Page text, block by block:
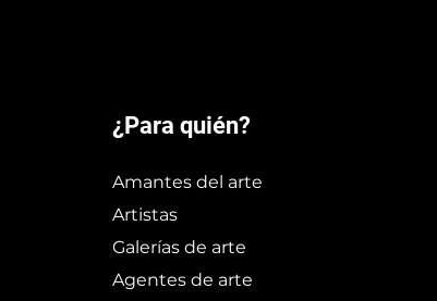
¿Para quién?
Amantes del arte
Artistas
Galerías de arte
Agentes de arte